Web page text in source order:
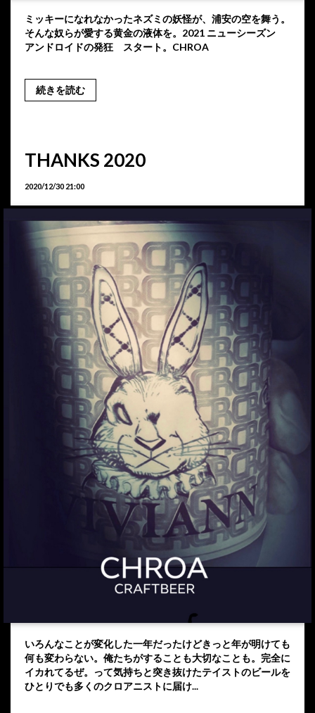
ミッキーになれなかったネズミの妖怪が、浦安の空を舞う。
そんな奴らが愛する黄金の液体を。2021 ニューシーズン
アンドロイドの発狂 スタート。CHROA
続きを読む
THANKS 2020
2020/12/30 21:00
いろんなことが変化した一年だったけどきっと年が明けても
何も変わらない。俺たちがすることも大切なことも。完全に
イカれてるぜ。って気持ちと突き抜けたテイストのビールを
ひとりでも多くのクロアニストに届け...